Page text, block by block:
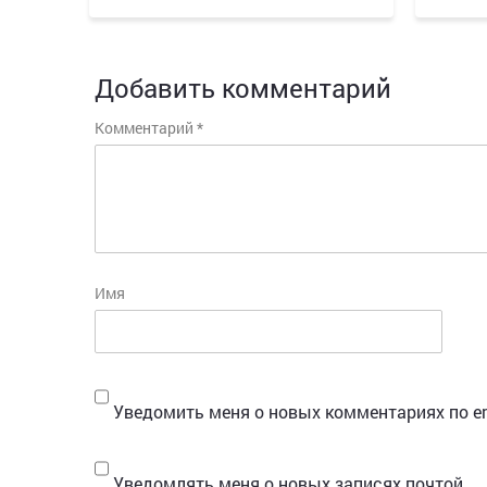
Добавить комментарий
Комментарий *
Имя
Уведомить меня о новых комментариях по